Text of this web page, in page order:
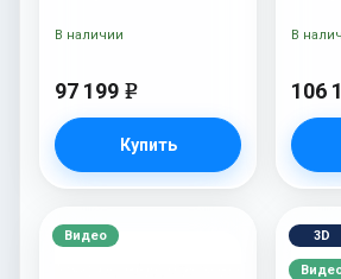
97 199 e
Купить
В наличии
106
В
Видео 3D